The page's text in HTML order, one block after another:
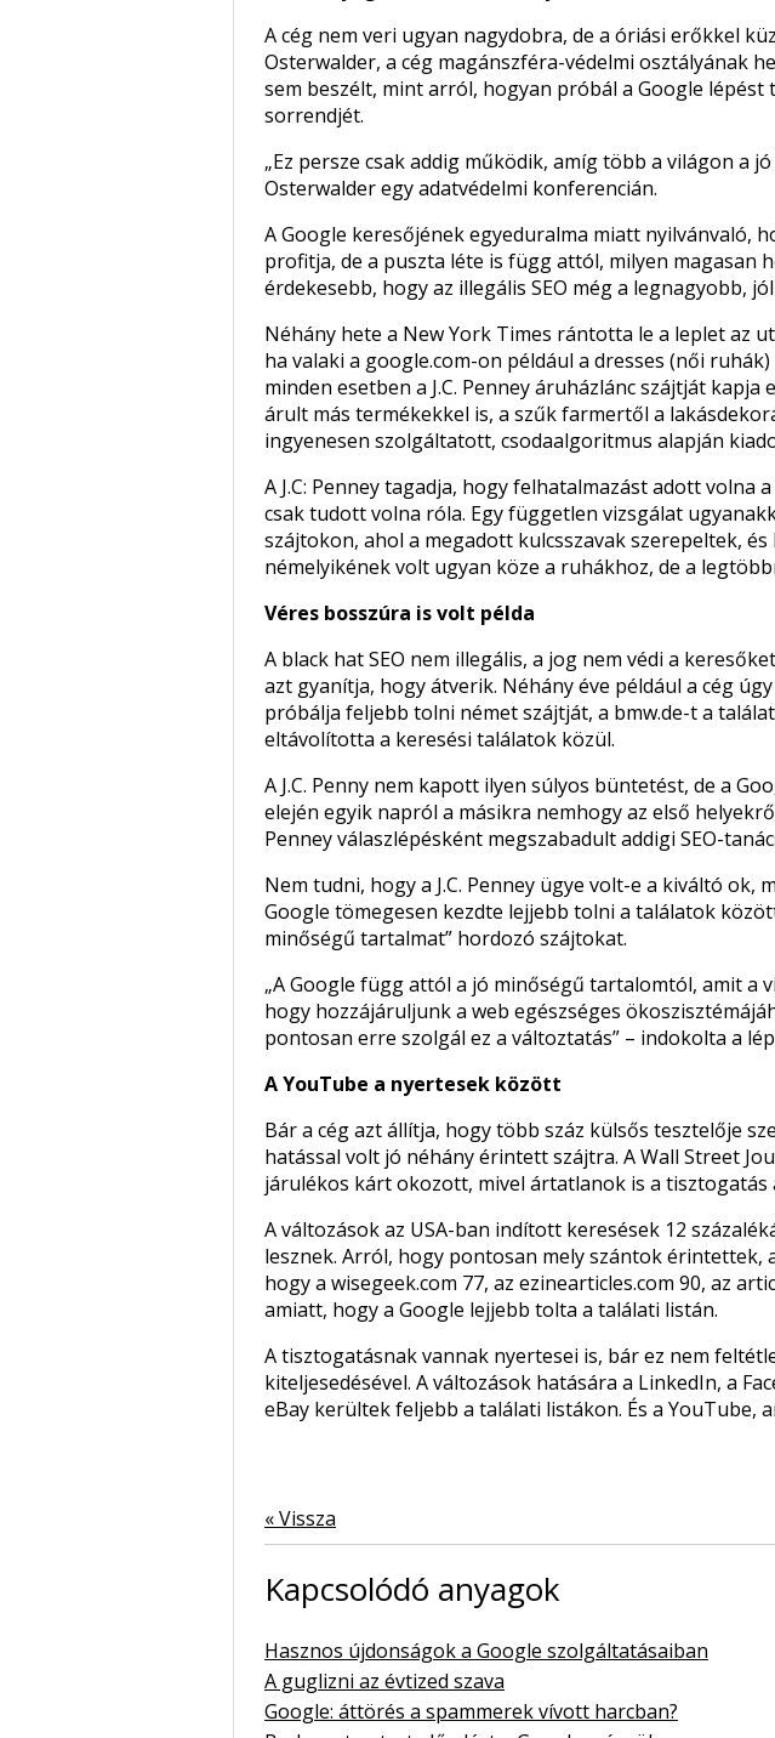
A cég nem veri ugyan nagydobra, de a óriási erőkkel
Osterwalder, a cég magánszféra-védelmi osztályának
sem beszélt, mint arról, hogyan próbál a Google
sorrendjét.
„Ez persze csak addig működik, amíg több a világon a
Osterwalder egy adatvédelmi konferencián.
A Google keresőjének egyeduralma miatt nyilvánvaló,
profitja, de a puszta léte is függ attól, milyen magasan
érdekesebb, hogy az illegális SEO még a legnagyobb,
Néhány hete a New York Times rántotta le a leplet az
ha valaki a google.com-on például a dresses (női
minden esetben a J.C. Penney áruházlánc szájtját
árult más termékekkel is, a szűk farmertől a
ingyenesen szolgáltatott, csodaalgoritmus alapján
A J.C: Penney tagadja, hogy felhatalmazást adott
csak tudott volna róla. Egy független vizsgálat
szájtokon, ahol a megadott kulcsszavak szerepeltek,
némelyikének volt ugyan köze a ruhákhoz, de a
Véres bosszúra is volt példa
A black hat SEO nem illegális, a jog nem védi a
azt gyanítja, hogy átverik. Néhány éve például a cég
próbálja feljebb tolni német szájtját, a bmw.de-t a
eltávolította a keresési találatok közül.
A J.C. Penny nem kapott ilyen súlyos büntetést, de a
elején egyik napról a másikra nemhogy az első
Penney válaszlépésként megszabadult addigi SEO-
Nem tudni, hogy a J.C. Penney ügye volt-e a kiváltó
Google tömegesen kezdte lejjebb tolni a találatok
minőségű tartalmat” hordozó szájtokat.
„A Google függ attól a jó minőségű tartalomtól, amit a
hogy hozzájáruljunk a web egészséges
pontosan erre szolgál ez a változtatás” – indokolta a
A YouTube a nyertesek között
Bár a cég azt állítja, hogy több száz külsős tesztelője
hatással volt jó néhány érintett szájtra. A Wall Street
járulékos kárt okozott, mivel ártatlanok is a tisztogatás
A változások az USA-ban indított keresések 12
lesznek. Arról, hogy pontosan mely szántok érintettek,
hogy a wisegeek.com 77, az ezinearticles.com 90, az
amiatt, hogy a Google lejjebb tolta a találati listán.
A tisztogatásnak vannak nyertesei is, bár ez nem
kiteljesedésével. A változások hatására a LinkedIn, a
eBay kerültek feljebb a találati listákon. És a YouTube,
« Vissza
Kapcsolódó anyagok
Hasznos újdonságok a Google szolgáltatásaiban
A guglizni az évtized szava
Google: áttörés a spammerek vívott harcban?